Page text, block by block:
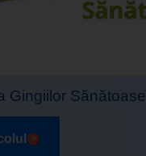
Gingiilor Sănătoase